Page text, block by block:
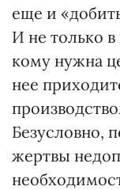
еще и
И не только
кому нужна
нее
Безусловно,
жертвы